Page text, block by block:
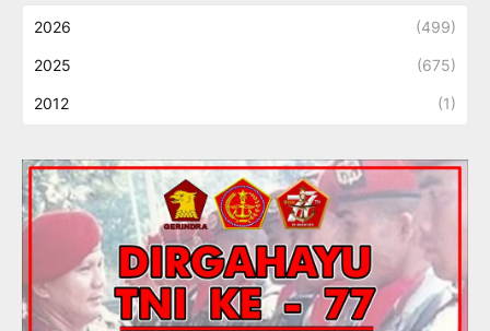
2026 (499)
2025 (675)
2012 (1)